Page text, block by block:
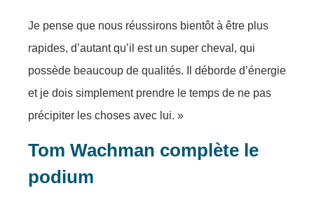
Je pense que nous réussirons bientôt à être plus
rapides, d’autant qu’il est un super cheval, qui
possède beaucoup de qualités. Il déborde d’énergie
et je dois simplement prendre le temps de ne pas
précipiter les choses avec lui. »
Tom Wachman complète le
podium